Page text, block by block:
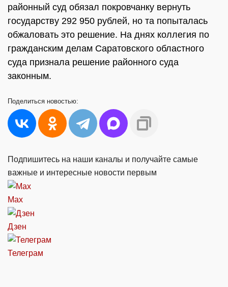
районный суд обязал покровчанку вернуть
государству 292 950 рублей, но та попыталась
обжаловать это решение. На днях коллегия по
гражданским делам Саратовского областного
суда признала решение районного суда
законным.
Поделиться новостью:
Подпишитесь на наши каналы и получайте самые
важные и интересные новости первым
Max
Дзен
Телеграм